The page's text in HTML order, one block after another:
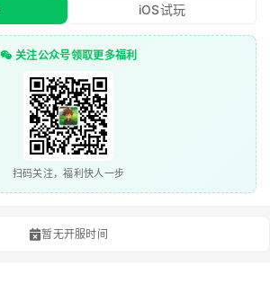
iOS试玩
关注公众号领取更多福利
扫码关注，福利快人一步
暂无开服时间